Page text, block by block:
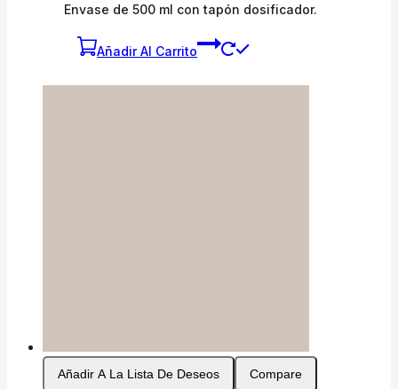
Envase de 500 ml con tapón dosificador.
Añadir Al Carrito
Añadir A La Lista De Deseos Compare